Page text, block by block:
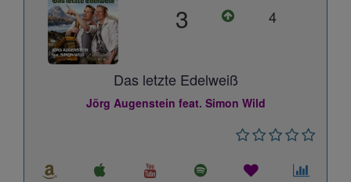
3 4
Das letzte Edelweiß
Jörg Augenstein feat. Simon Wild